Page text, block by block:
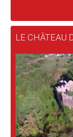
LE CHÂTEAU